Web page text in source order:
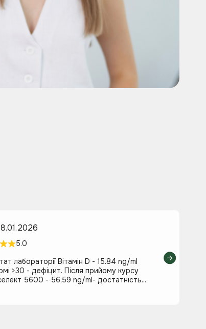
5.0
лабораторії Вітамін D - 15.84 ng/ml
>30 - дефіцит. Після прийому курсу
5600 - 56,59 ng/ml- достатність...